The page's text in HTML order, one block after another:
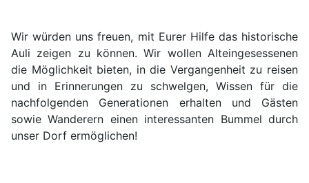
Wir würden uns freuen, mit Eurer Hilfe das historische
Auli zeigen zu können. Wir wollen Alteingesessenen
die Möglichkeit bieten, in die Vergangenheit zu reisen
und in Erinnerungen zu schwelgen, Wissen für die
nachfolgenden Generationen erhalten und Gästen
sowie Wanderern einen interessanten Bummel durch
unser Dorf ermöglichen!